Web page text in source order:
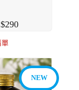
290
NEW